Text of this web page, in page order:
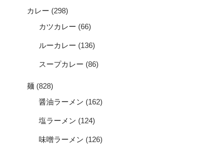
カレー (298)
カツカレー (66)
ルーカレー (136)
スープカレー (86)
麺 (828)
醤油ラーメン (162)
塩ラーメン (124)
味噌ラーメン (126)